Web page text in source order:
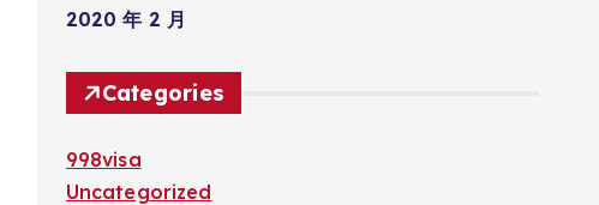
2020 年 2 月
Categories
998visa
Uncategorized